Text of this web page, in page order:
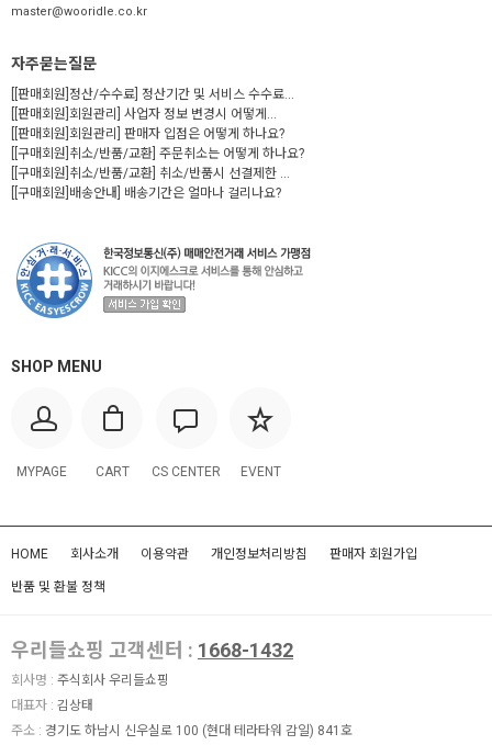
master@wooridle.co.kr
자주묻는질문
[[판매회원]정산/수수료] 정산기간 및 서비스 수수료...
[[판매회원]회원관리] 사업자 정보 변경시 어떻게...
[[판매회원]회원관리] 판매자 입점은 어떻게 하나요?
[[구매회원]취소/반품/교환] 주문취소는 어떻게 하나요?
[[구매회원]취소/반품/교환] 취소/반품시 선결제한 ...
[[구매회원]배송안내] 배송기간은 얼마나 걸리나요?
SHOP MENU
MYPAGE CART CS CENTER EVENT
HOME 회사소개 이용약관 개인정보처리방침 판매자 회원가입
반품 및 환불 정책
우리들쇼핑 고객센터 : 1668-1432
회사명 : 주식회사 우리들쇼핑
대표자 : 김상태
주소 : 경기도 하남시 신우실로 100 (현대 테라타워 감일) 841호